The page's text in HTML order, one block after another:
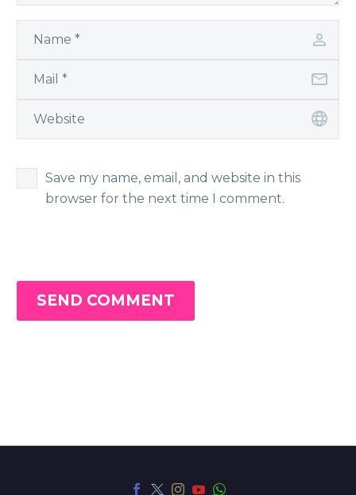
Save my name, email, and website in this
browser for the next time I comment.
SEND COMMENT